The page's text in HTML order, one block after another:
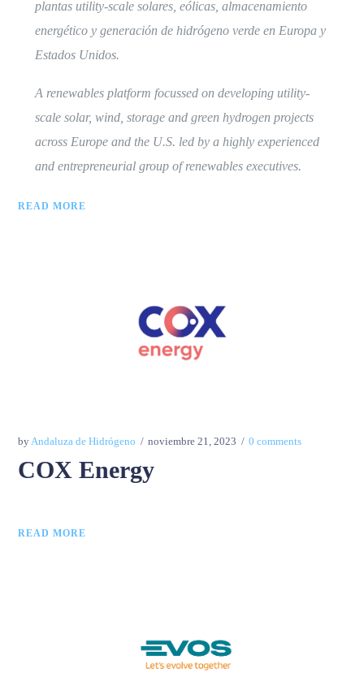
plantas utility-scale solares, eólicas, almacenamiento
energético y generación de hidrógeno verde en Europa y
Estados Unidos.
A renewables platform focussed on developing utility-
scale solar, wind, storage and green hydrogen projects
across Europe and the U.S. led by a highly experienced
and entrepreneurial group of renewables executives.
READ MORE
byAndaluza de Hidrógeno noviembre 21, 2023 0 comments
COX Energy
READ MORE